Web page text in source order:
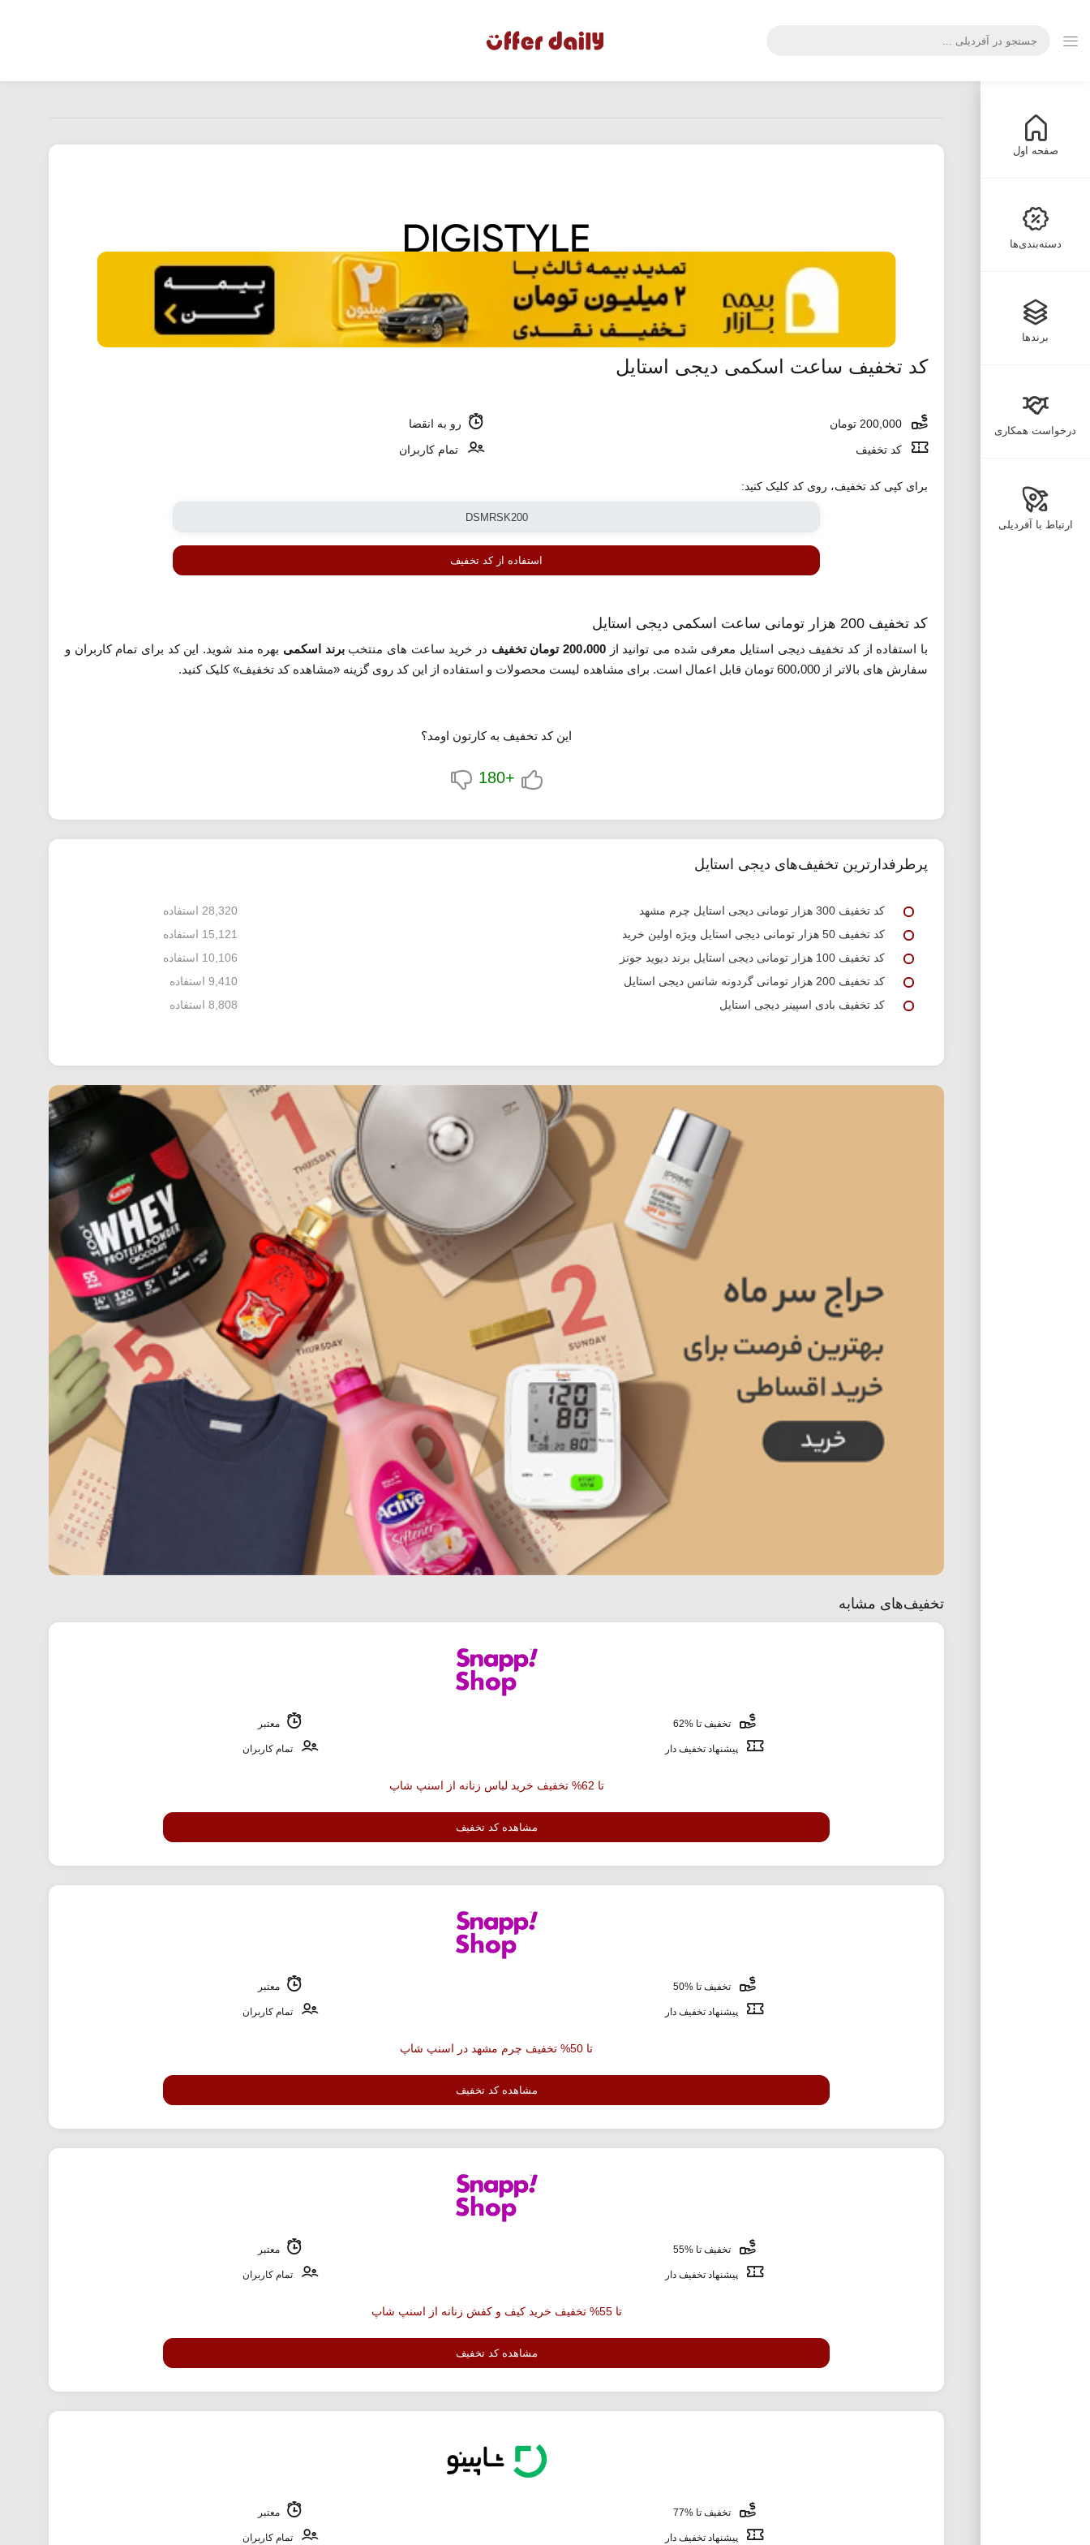
صفحه اول
دسته‌بندی‌ها
برندها
درخواست همکاری
ارتباط با آفردیلی
کد تخفیف ساعت اسکمی دیجی استایل
رو به انقضا
کد تخفیف
تمام کاربران
برای کپی کد تخفیف، روی کد کلیک کنید:
استفاده از کد تخفیف
کد تخفیف 200 هزار تومانی ساعت اسکمی دیجی استایل
با استفاده از کد تخفیف دیجی استایل معرفی شده می توانید از 200،000 تومان تخفیف در خرید ساعت های منتخببرند اسکمی بهره مند شوید. این کد برای تمام کاربران و
سفارش های بالاتر از 600،000 تومان قابل اعمال است. برای مشاهده لیست محصولات و استفاده از این کد روی گزینه «مشاهده کد تخفیف» کلیک کنید.
این کد تخفیف به کارتون اومد؟
+180
پرطرفدارترین تخفیف‌های دیجی استایل
کد تخفیف 300 هزار تومانی دیجی استایل چرم مشهد
28,320 استفاده
کد تخفیف 50 هزار تومانی دیجی استایل ویژه اولین خرید
15,121 استفاده
کد تخفیف 100 هزار تومانی دیجی استایل برند دیوید جونز
10,106 استفاده
کد تخفیف 200 هزار تومانی گردونه شانس دیجی استایل
9,410 استفاده
کد تخفیف بادی اسپینر دیجی استایل
8,808 استفاده
تخفیف‌های مشابه
تخفیف تا %62 معتبر
پیشنهاد تخفیف دار تمام کاربران
تا 62% تخفیف خرید لباس زنانه از اسنپ شاپ
مشاهده کد تخفیف
تخفیف تا %50 معتبر
پیشنهاد تخفیف دار تمام کاربران
تا 50% تخفیف چرم مشهد در اسنپ شاپ
مشاهده کد تخفیف
تخفیف تا %55 معتبر
پیشنهاد تخفیف دار تمام کاربران
تا 55% تخفیف خرید کیف و کفش زنانه از اسنپ شاپ
مشاهده کد تخفیف
تخفیف تا %77 معتبر
پیشنهاد تخفیف دار تمام کاربران